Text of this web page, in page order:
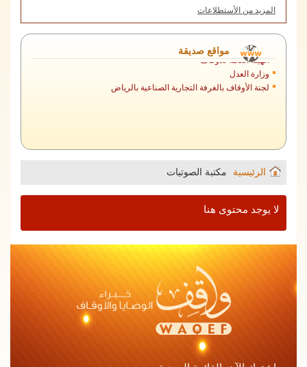
المزيد من الأستطلاعات
مواقع صديقة
الهيئة العامة للأوقاف
وزارة العدل
لجنة الأوقاف بالغرفة التجارية الصناعية بالرياض
الرئيسية مكتبة الصوتيات
لا يوجد محتوى هنا